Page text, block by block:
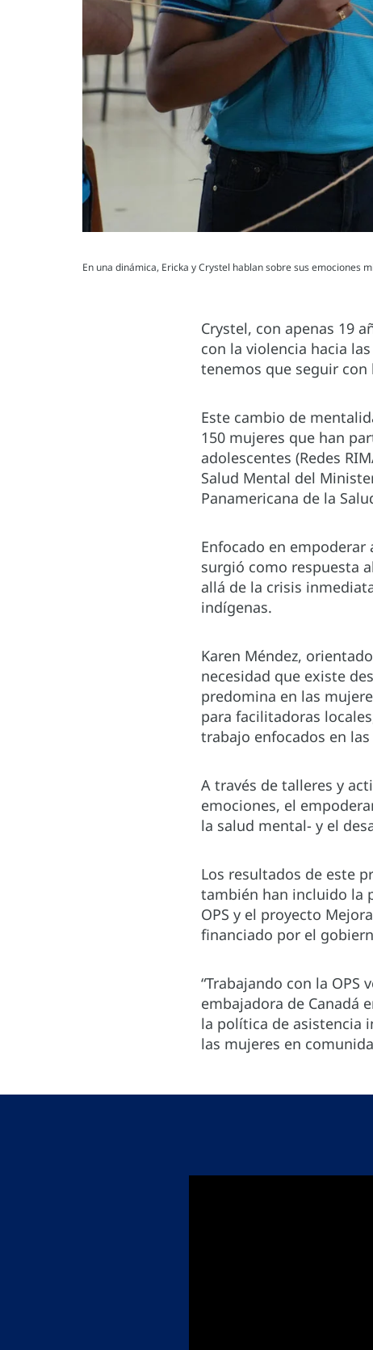
En una dinámica, Ericka y Crystel hablan sobre sus emociones
Crystel, con apenas 19
con la violencia hacia
tenemos que seguir con
Este cambio de
150 mujeres que han
adolescentes (Redes
Salud Mental del
Panamericana de la
Enfocado en
surgió como respuesta
allá de la crisis
indígenas.
Karen Méndez,
necesidad que existe
predomina en las
para facilitadoras
trabajo enfocados en
A través de talleres y
emociones, el
la salud mental- y el
Los resultados de este
también han incluido la
OPS y el proyecto
financiado por el
“Trabajando con la
embajadora de Canadá
la política de asistencia
las mujeres en